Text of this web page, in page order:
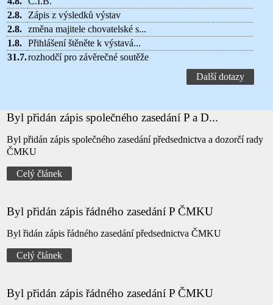
2.8.
Zápis z výsledků výstav
2.8. změna majitele chovatelské s...
1.8. Přihlášení štěněte k výstavá...
31.7.rozhodčí pro závěrečné soutěže
Další dotazy
Byl přidán zápis společného zasedání P a D...
Byl přidán zápis společného zasedání předsednictva a dozorčí rady
ČMKU
Celý článek
Byl přidán zápis řádného zasedání P ČMKU
Byl řidán zápis řádného zasedání předsednictva ČMKU
Celý článek
Byl přidán zápis řádného zasedání P ČMKU